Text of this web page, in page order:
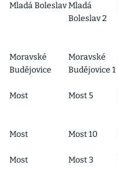
Mladá BoleslavMladá
Boleslav 2
Moravské
Budějovice
Moravské
Budějovice 1
Most
Most 5
Most
Most 10
Most
Most 3